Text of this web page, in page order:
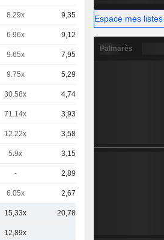
8.29x 9,35 Md
6.96x 9,12 Md
9.65x 7,95 Md
9.75x 5,29 Md
30.58x 4,74 Md
71.14x 3,93 Md
12.22x 3,58 Md
5.9x 3,15 Md
- 2,89 Md
6.05x 2,67 Md
15,33x 20,78 Md
12,89x
Espace mes listes
Palmarès